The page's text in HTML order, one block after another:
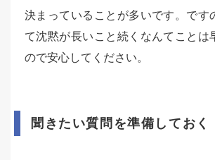
決まっていることが多いです。です
て沈黙が長いこと続くなんてことは
ので安心してください。
聞きたい質問を準備しておく